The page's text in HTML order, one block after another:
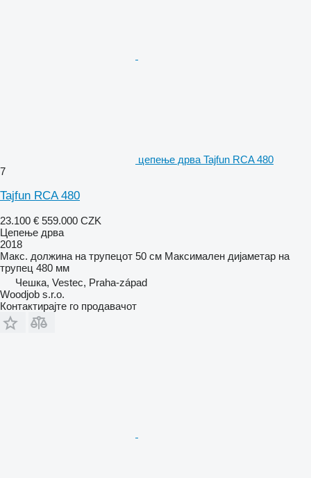
цепење дрва Tajfun RCA 480
7
Tajfun RCA 480
23.100 € 559.000 CZK
Цепење дрва
2018
Макс. должина на трупецот 50 см Максимален дијаметар на
трупец 480 мм
Чешка, Vestec, Praha-západ
Woodjob s.r.o.
Контактирајте го продавачот